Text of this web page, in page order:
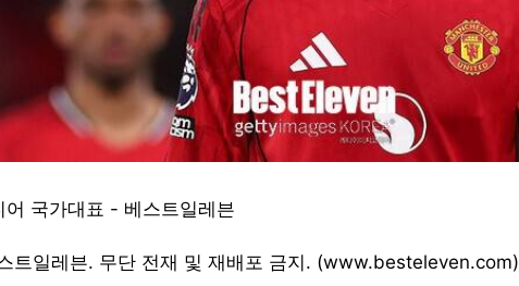
어 국가대표 - 베스트일레븐
트일레븐. 무단 전재 및 재배포 금지. (www.besteleven.com)